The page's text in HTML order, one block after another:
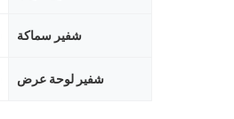
شفير سماكة
شفير لوحة عرض